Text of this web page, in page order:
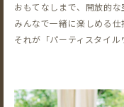
おもてなしまで、開放的
みんなで一緒に楽しめる仕
それが「パーティスタイル